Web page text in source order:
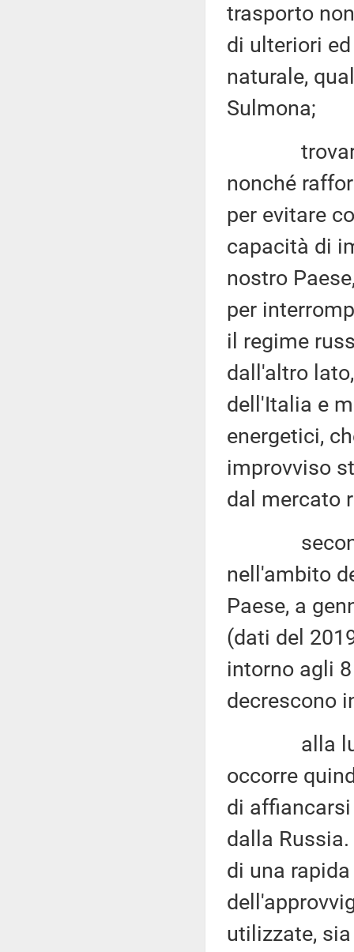
trasporto
di ulteriori
naturale,
Sulmona;
trovare
nonché
per evitare
capacità di
nostro
per
il regime
dall'altro
dell'Italia e
energetici,
improvviso
dal mercato
secondo
nell'ambito
Paese, a
(dati del
intorno agli
decrescono
alla luce
occorre
di
dalla
di una
utilizzate,